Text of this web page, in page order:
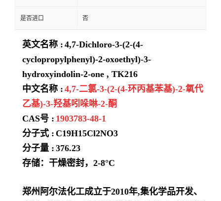
是否进口 否
英文名称 : 4,7-Dichloro-3-(2-(4-
cyclopropylphenyl)-2-oxoethyl)-3-
hydroxyindolin-2-one , TK216
中文名称 : 4,7-二氯-3-(2-(4-环丙基苯基)-2-氧代
乙基)-3-羟基吲哚啉-2-酮
CAS号 : 1903783-48-1
分子式 : C19H15Cl2NO3
分子量 : 376.23
存储：干燥密封，2-8°C
郑州阿尔法化工成立于2010年,集化学品开发、